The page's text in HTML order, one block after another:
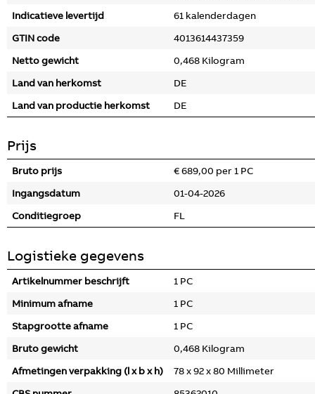
Indicatieve levertijd
61 kalenderdagen
GTIN code
4013614437359
Netto gewicht
0,468 Kilogram
Land van herkomst
DE
Land van productie herkomst
DE
Prijs
Bruto prijs
€ 689,00 per 1 PC
Ingangsdatum
01-04-2026
Conditiegroep
FL
Logistieke gegevens
Artikelnummer beschrijft
1 PC
Minimum afname
1 PC
Stapgrootte afname
1 PC
Bruto gewicht
0,468 Kilogram
Afmetingen verpakking (l x b x h)
78 x 92 x 80 Millimeter